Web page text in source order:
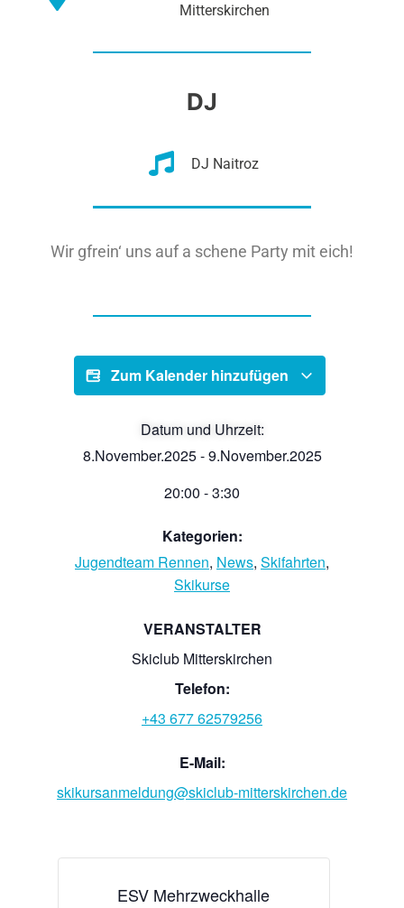
Mitterskirchen
DJ
DJ Naitroz
Wir gfrein‘ uns auf a schene Party mit eich!
Zum Kalender hinzufügen
Datum und Uhrzeit:
8.November.2025-9.November.2025
20:00 -3:30
Kategorien:
Jugendteam Rennen, News, Skifahrten,
Skikurse
VERANSTALTER
Skiclub Mitterskirchen
Telefon:
+43 677 62579256
E-Mail:
skikursanmeldung@skiclub-mitterskirchen.de
ESV Mehrzweckhalle